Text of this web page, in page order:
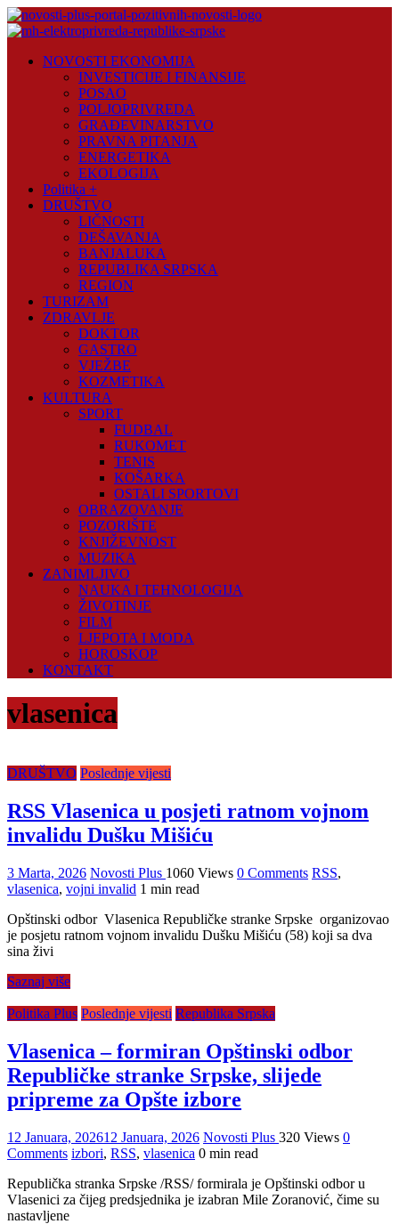
Skip
to
Plus
NOVOSTI EKONOMIJA
INVESTICIJE I FINANSIJE
POSAO
POLJOPRIVREDA
GRAĐEVINARSTVO
PRAVNA PITANJA
ENERGETIKA
EKOLOGIJA
Politika +
DRUŠTVO
LIČNOSTI
DEŠAVANJA
BANJALUKA
REPUBLIKA SRPSKA
REGION
TURIZAM
ZDRAVLJE
DOKTOR
GASTRO
VJEŽBE
KOZMETIKA
KULTURA
SPORT
FUDBAL
RUKOMET
TENIS
KOŠARKA
OSTALI SPORTOVI
OBRAZOVANJE
POZORIŠTE
KNJIŽEVNOST
MUZIKA
ZANIMLJIVO
NAUKA I TEHNOLOGIJA
ŽIVOTINJE
FILM
LJEPOTA I MODA
HOROSKOP
KONTAKT
vlasenica
DRUŠTVO Poslednje vijesti
RSS Vlasenica u posjeti ratnom vojnom
invalidu Dušku Mišiću
3 Marta, 2026 Novosti Plus 1060 Views 0 Comments RSS,
vlasenica, vojni invalid 1 min read
Opštinski odbor Vlasenica Republičke stranke Srpske organizovao
je posjetu ratnom vojnom invalidu Dušku Mišiću (58) koji sa dva
sina živi
Saznaj više
Politika Plus Poslednje vijesti Republika Srpska
Vlasenica – formiran Opštinski odbor
Republičke stranke Srpske, slijede
pripreme za Opšte izbore
12 Januara, 202612 Januara, 2026 Novosti Plus 320 Views 0
Comments izbori, RSS, vlasenica 0 min read
Republička stranka Srpske /RSS/ formirala je Opštinski odbor u
Vlasenici za čijeg predsjednika je izabran Mile Zoranović, čime su
nastavljene